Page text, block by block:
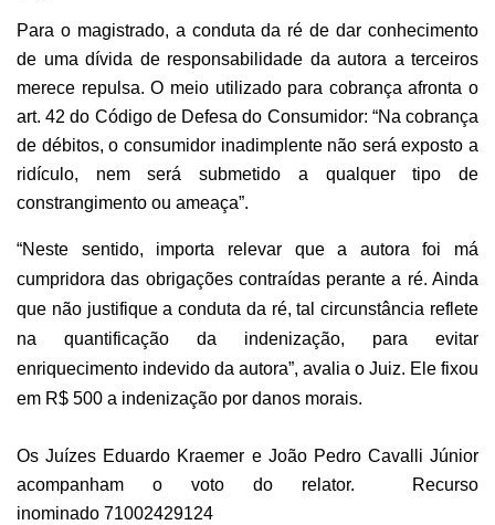
Para o magistrado, a conduta da ré de dar conhecimento
de uma dívida de responsabilidade da autora a terceiros
merece repulsa. O meio utilizado para cobrança afronta o
art. 42 do Código de Defesa do Consumidor: “Na cobrança
de débitos, o consumidor inadimplente não será exposto a
ridículo, nem será submetido a qualquer tipo de
constrangimento ou ameaça”.
“Neste sentido, importa relevar que a autora foi má
cumpridora das obrigações contraídas perante a ré. Ainda
que não justifique a conduta da ré, tal circunstância reflete
na quantificação da indenização, para evitar
enriquecimento indevido da autora”, avalia o Juiz. Ele fixou
em R$ 500 a indenização por danos morais.
Os Juízes Eduardo Kraemer e João Pedro Cavalli Júnior
acompanham o voto do relator.
Recurso
inominado 71002429124